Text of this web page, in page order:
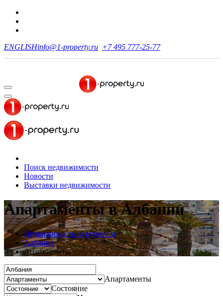
ENGLISHinfo@1-property.ru +7 495 777-25-77
Поиск недвижимости
Новости
Выставки недвижимости
Апартаменты в Албании
Недвижимость за рубежом
Албания
Апартаменты
Апартаменты
Состояние